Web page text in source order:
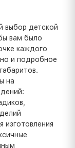
выбор детской
вам было
каждого
и подробное
на
изготовления